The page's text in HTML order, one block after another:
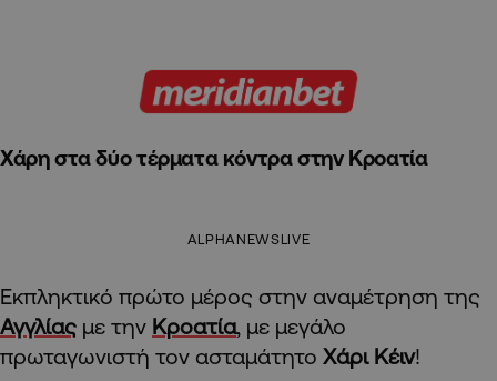
Χάρη στα δύο τέρματα κόντρα στην Κροατία
ALPHANEWSLIVE
Εκπληκτικό πρώτο μέρος στην αναμέτρηση της
Αγγλίας με την Κροατία, με μεγάλο
πρωταγωνιστή τον ασταμάτητο Χάρι Κέιν!